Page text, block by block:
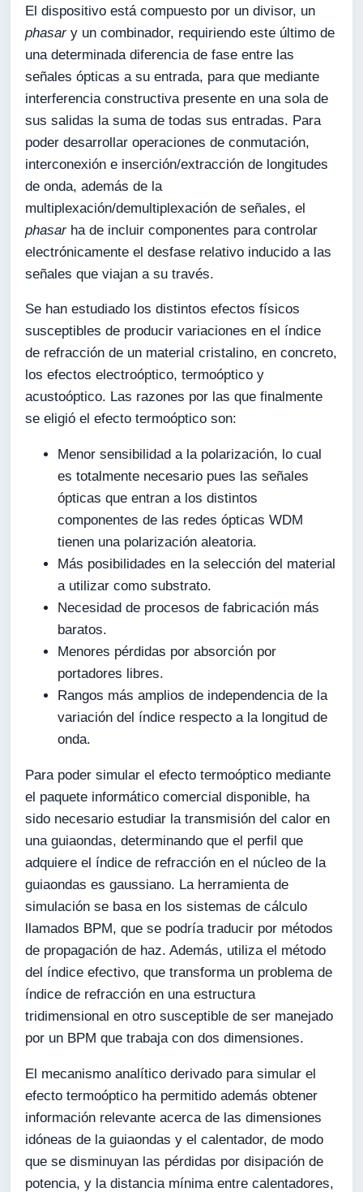
El dispositivo está compuesto por un divisor, un
phasary un combinador, requiriendo este último de
una determinada diferencia de fase entre las
señales ópticas a su entrada, para que mediante
interferencia constructiva presente en una sola de
sus salidas la suma de todas sus entradas. Para
poder desarrollar operaciones de conmutación,
interconexión e inserción/extracción de longitudes
de onda, además de la
multiplexación/demultiplexación de señales, el
phasarha de incluir componentes para controlar
electrónicamente el desfase relativo inducido a las
señales que viajan a su través.
Se han estudiado los distintos efectos físicos
susceptibles de producir variaciones en el índice
de refracción de un material cristalino, en concreto,
los efectos electroóptico, termoóptico y
acustoóptico. Las razones por las que finalmente
se eligió el efecto termoóptico son:
Menor sensibilidad a la polarización, lo cual
es totalmente necesario pues las señales
ópticas que entran a los distintos
componentes de las redes ópticas WDM
tienen una polarización aleatoria.
Más posibilidades en la selección del material
a utilizar como substrato.
Necesidad de procesos de fabricación más
baratos.
Menores pérdidas por absorción por
portadores libres.
Rangos más amplios de independencia de la
variación del índice respecto a la longitud de
onda.
Para poder simular el efecto termoóptico mediante
el paquete informático comercial disponible, ha
sido necesario estudiar la transmisión del calor en
una guiaondas, determinando que el perfil que
adquiere el índice de refracción en el núcleo de la
guiaondas es gaussiano. La herramienta de
simulación se basa en los sistemas de cálculo
llamados BPM, que se podría traducir por métodos
de propagación de haz. Además, utiliza el método
del índice efectivo, que transforma un problema de
índice de refracción en una estructura
tridimensional en otro susceptible de ser manejado
por un BPM que trabaja con dos dimensiones.
El mecanismo analítico derivado para simular el
efecto termoóptico ha permitido además obtener
información relevante acerca de las dimensiones
idóneas de la guiaondas y el calentador, de modo
que se disminuyan las pérdidas por disipación de
potencia, y la distancia mínima entre calentadores,